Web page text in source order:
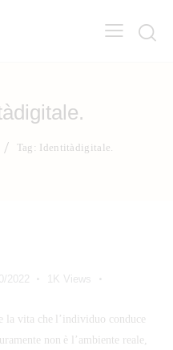
Tag: Identitàdigitale.
2022 1K Views
vita che l’individuo conduce
non è l’ambiente reale,